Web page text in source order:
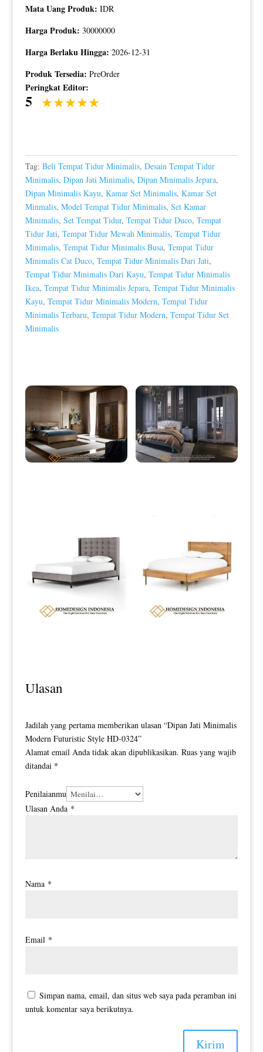
Mata Uang Produk: IDR
Harga Produk: 30000000
Harga Berlaku Hingga: 2026-12-31
Produk Tersedia: PreOrder
Peringkat Editor:
5
Tag: Beli Tempat Tidur Minimalis, Desain Tempat Tidur
Minimalis, Dipan Jati Minimalis, Dipan Minimalis Jepara,
Dipan Minimalis Kayu, Kamar Set Minimalis, Kamar Set
Minmalis, Model Tempat Tidur Minimalis, Set Kamar
Minimalis, Set Tempat Tidur, Tempat Tidur Duco, Tempat
Tidur Jati, Tempat Tidur Mewah Minimalis, Tempat Tidur
Minimalis, Tempat Tidur Minimalis Busa, Tempat Tidur
Minimalis Cat Duco, Tempat Tidur Minimalis Dari Jati,
Tempat Tidur Minimalis Dari Kayu, Tempat Tidur Minimalis
Ikea, Tempat Tidur Minimalis Jepara, Tempat Tidur Minimalis
Kayu, Tempat Tidur Minimalis Modern, Tempat Tidur
Minimalis Terbaru, Tempat Tidur Modern, Tempat Tidur Set
Minimalis
Ulasan
Jadilah yang pertama memberikan ulasan “Dipan Jati Minimalis
Modern Futuristic Style HD-0324”
Alamat email Anda tidak akan dipublikasikan. Ruas yang wajib
ditandai *
Penilaianmu
Ulasan Anda *
Nama *
Email *
Simpan nama, email, dan situs web saya pada peramban ini
untuk komentar saya berikutnya.
Kirim